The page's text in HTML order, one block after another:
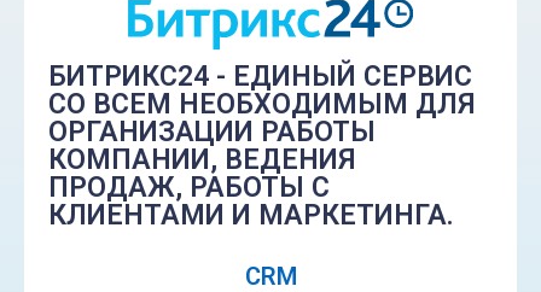
БИТРИКС24 - ЕДИНЫЙ СЕРВИС
СО ВСЕМ НЕОБХОДИМЫМ ДЛЯ
ОРГАНИЗАЦИИ РАБОТЫ
КОМПАНИИ, ВЕДЕНИЯ
ПРОДАЖ, РАБОТЫ С
КЛИЕНТАМИ И МАРКЕТИНГА.
CRM